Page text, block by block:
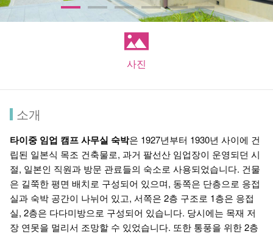
사진
소개
타이중 임업 캠프 사무실 숙박은 1927년부터 1930년 사이에 건
립된 일본식 목조 건축물로, 과거 팔선산 임업장이 운영되던 시
절, 일본인 직원과 방문 관료들의 숙소로 사용되었습니다. 건물
은 길쭉한 평면 배치로 구성되어 있으며, 동쪽은 단층으로 응접
실과 숙박 공간이 나뉘어 있고, 서쪽은 2층 구조로 1층은 응접
실, 2층은 다다미방으로 구성되어 있습니다. 당시에는 목재 저
장 연못을 멀리서 조망할 수 있었습니다. 또한 통풍을 위한 2층